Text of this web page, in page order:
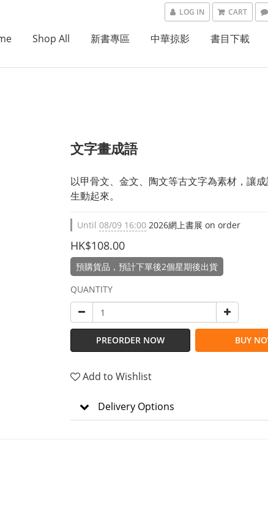
LOG IN CART
Shop All 新書專區 中華掠影 書目下載
文字畫成語
以甲骨文、金文、陶文等古文字為素材，讓
生動起來。
Until 08/09 16:00 2026網上書展 on order
HK$108.00
預購貨品，預計下單後2個星期後出貨
QUANTITY
PREORDER NOW BUY
Add to Wishlist
Delivery Options